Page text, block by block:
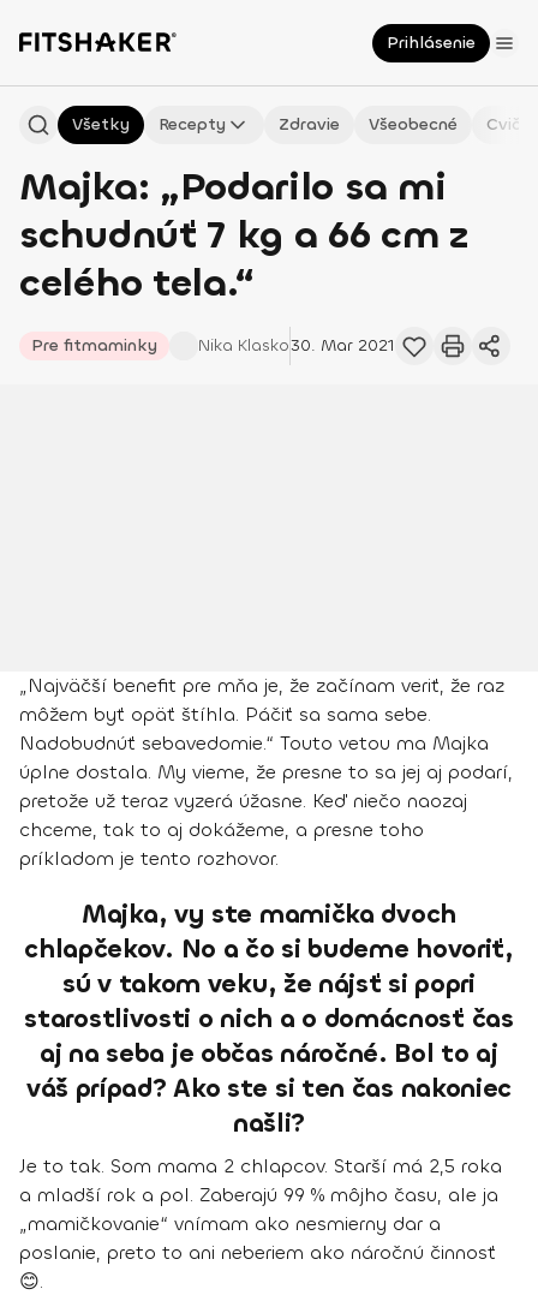
Prihlásenie
Všetky Recepty Zdravie Všeobecné
Majka: „Podarilo sa mi
schudnúť 7 kg a 66 cm z
celého tela.“
Pre fitmaminky Nika Klasko30. Mar 2021
„Najväčší benefit pre mňa je, že začínam veriť, že raz
môžem byť opäť štíhla. Páčiť sa sama sebe.
Nadobudnúť sebavedomie.“ Touto vetou ma Majka
úplne dostala. My vieme, že presne to sa jej aj podarí,
pretože už teraz vyzerá úžasne. Keď niečo naozaj
chceme, tak to aj dokážeme, a presne toho
príkladom je tento rozhovor.
Majka, vy ste mamička dvoch
chlapčekov. No a čo si budeme hovoriť,
sú v takom veku, že nájsť si popri
starostlivosti o nich a o domácnosť čas
aj na seba je občas náročné. Bol to aj
váš prípad? Ako ste si ten čas nakoniec
našli?
Je to tak. Som mama 2 chlapcov. Starší má 2,5 roka
a mladší rok a pol. Zaberajú 99 % môjho času, ale ja
„mamičkovanie“ vnímam ako nesmierny dar a
poslanie, preto to ani neberiem ako náročnú činnosť
😊.